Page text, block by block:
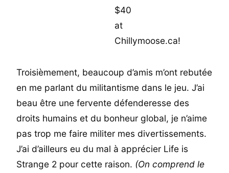
Troisièmement, beaucoup d’amis m’ont rebutée
en me parlant du militantisme dans le jeu. J’ai
beau être une fervente défenderesse des
droits humains et du bonheur global, je n’aime
pas trop me faire militer mes divertissements.
J’ai d’ailleurs eu du mal à apprécier Life is
Strange 2 pour cette raison. (On comprend le